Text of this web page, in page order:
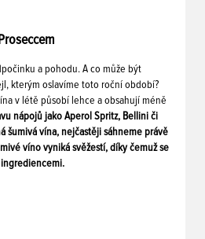
a pohodu. A co může být
kterým oslavíme toto roční období?
v létě působí lehce a obsahují méně
nápojů jako Aperol Spritz, Bellini či
šumivá vína, nejčastěji sáhneme právě
víno vyniká svěžestí, díky čemuž se